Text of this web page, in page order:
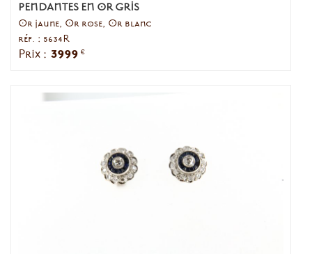
PENDANTES EN OR GRIS
Or jaune, Or rose, Or blanc
réf. : 5634R
Prix : 3999 €